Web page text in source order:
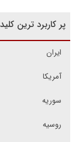
پر کاربرد ترین
ایران
آمریکا
سوریه
روسیه